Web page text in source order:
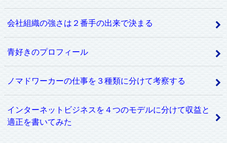
会社組織の強さは２番手の出来で決まる
青好きのプロフィール
ノマドワーカーの仕事を３種類に分けて考察する
インターネットビジネスを４つのモデルに分けて収益と
適正を書いてみた